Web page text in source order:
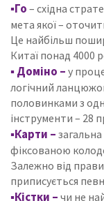
▪Го – східна
мета якої –
Це найбільш
Китаї понад 4000
▪Доміно – у
логічний
половинками з
інструменти – 28
▪Карти – загальна
фіксованою
Залежно від
приписується
▪Кістки – чи не